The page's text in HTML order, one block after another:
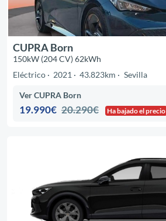
CUPRA Born
150kW (204 CV) 62kWh
Eléctrico
2021 43.823km Sevilla
Ver CUPRA Born
19.990€ 20.290€ Ha bajado el precio